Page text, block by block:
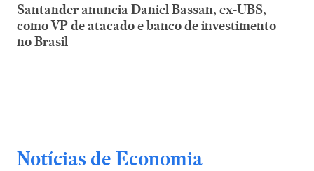
Santander anuncia Daniel Bassan, ex-UBS,
como VP de atacado e banco de investimento
no Brasil
Notícias de Economia